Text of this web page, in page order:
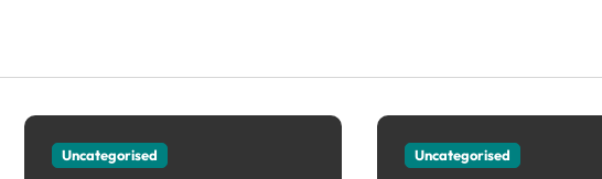
Uncategorised Uncategorised